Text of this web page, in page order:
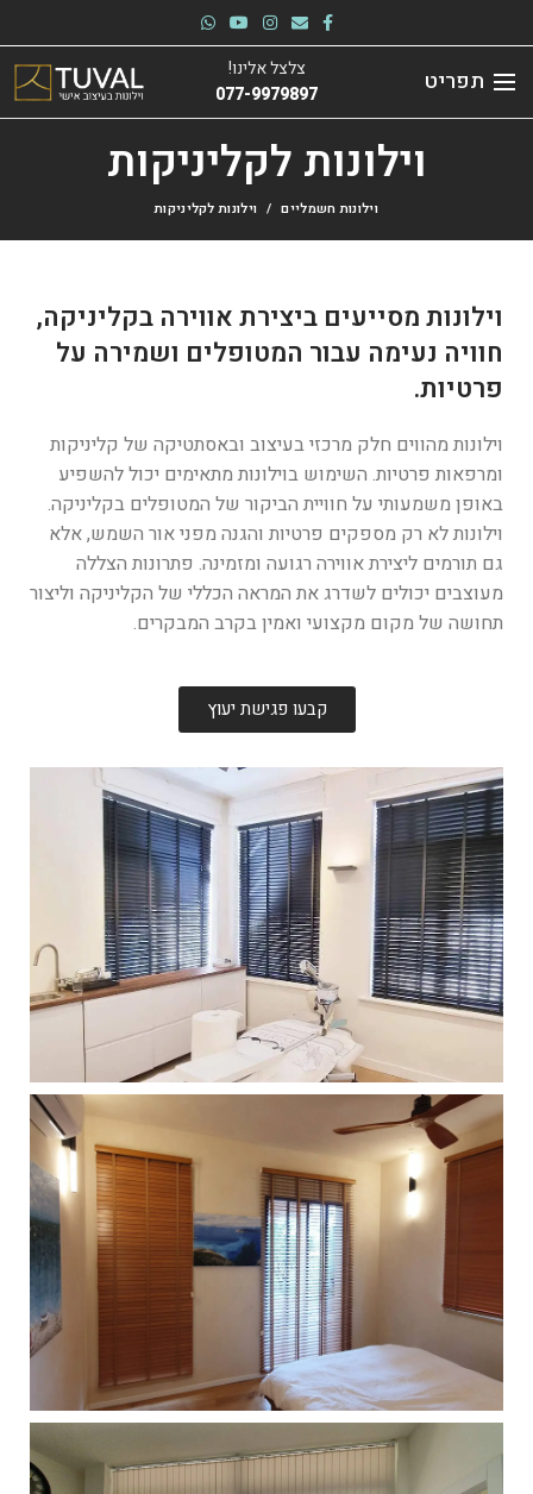
תפריט
צלצל אלינו!
077-9979897
וילונות לקליניקות
וילונות חשמליים וילונות לקליניקות
וילונות מסייעים ביצירת אווירה בקליניקה,
חוויה נעימה עבור המטופלים ושמירה על
פרטיות.
וילונות מהווים חלק מרכזי בעיצוב ובאסתטיקה של קליניקות
ומרפאות פרטיות. השימוש בוילונות מתאימים יכול להשפיע
באופן משמעותי על חוויית הביקור של המטופלים בקליניקה.
וילונות לא רק מספקים פרטיות והגנה מפני אור השמש, אלא
גם תורמים ליצירת אווירה רגועה ומזמינה. פתרונות הצללה
מעוצבים יכולים לשדרג את המראה הכללי של הקליניקה וליצור
תחושה של מקום מקצועי ואמין בקרב המבקרים.
קבעו פגישת יעוץ